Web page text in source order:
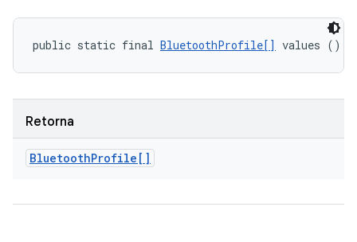
public static final BluetoothProfile[] values ()
Retorna
BluetoothProfile[]